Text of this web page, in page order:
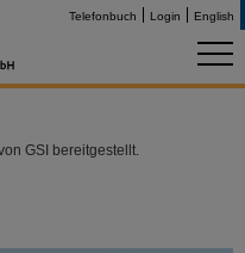
Telefonbuch Login English
GSI bereitgestellt.